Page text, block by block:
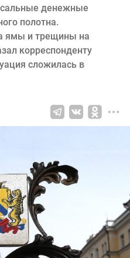
денежные
полотна.
ямы и трещины на
корреспонденту
сложилась в